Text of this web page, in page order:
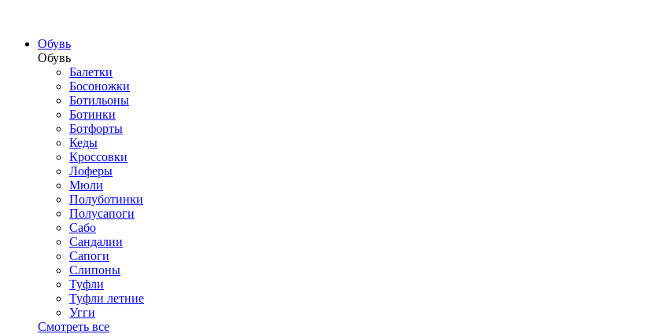
Обувь
Обувь
Балетки
Босоножки
Ботильоны
Ботинки
Ботфорты
Кеды
Кроссовки
Лоферы
Мюли
Полуботинки
Полусапоги
Сабо
Сандалии
Сапоги
Слипоны
Туфли
Туфли летние
Угги
Смотреть все